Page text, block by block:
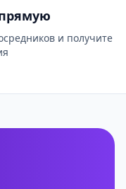
и получите